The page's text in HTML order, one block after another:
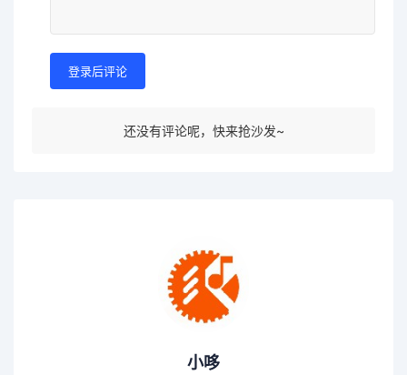
登录后评论
还没有评论呢，快来抢沙发~
小哆